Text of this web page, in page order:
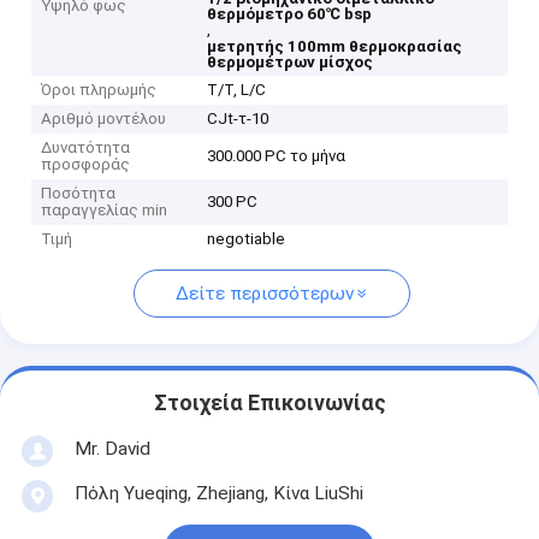
Υψηλό φως
θερμόμετρο 60℃ bsp
,
μετρητής 100mm θερμοκρασίας
θερμομέτρων μίσχος
Όροι πληρωμής
T/T, L/C
Αριθμό μοντέλου
CJt-τ-10
Δυνατότητα
προσφοράς
300.000 PC το μήνα
Ποσότητα
παραγγελίας min
300 PC
Τιμή negotiable
Δείτε περισσότερων
Στοιχεία Επικοινωνίας
Mr. David
Πόλη Yueqing, Zhejiang, Κίνα LiuShi